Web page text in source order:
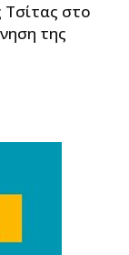
στο
της